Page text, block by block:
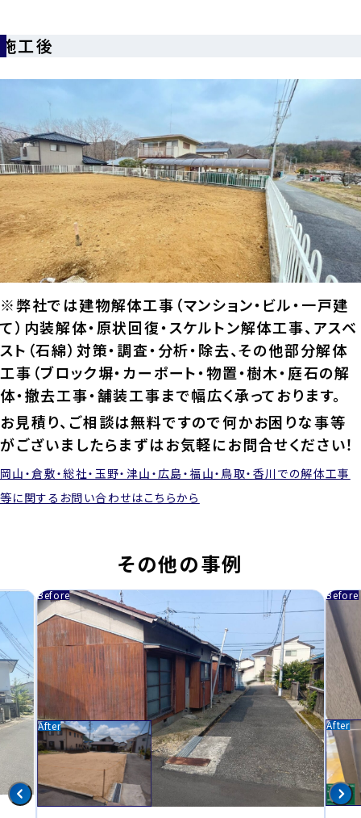
施工後
※弊社では建物解体工事（マンション・ビル・一戸建
て）内装解体・原状回復・スケルトン解体工事、アスベ
スト（石綿）対策・調査・分析・除去、その他部分解体
工事（ブロック塀・カーポート・物置・樹木・庭石の解
体・撤去工事・舗装工事まで幅広く承っております。
お見積り、ご相談は無料ですので何かお困りな事等
がございましたらまずはお気軽にお問合せください！
岡山・倉敷・総社・玉野・津山・広島・福山・鳥取・香川での解体工事
等に関するお問い合わせはこちらから
その他の事例